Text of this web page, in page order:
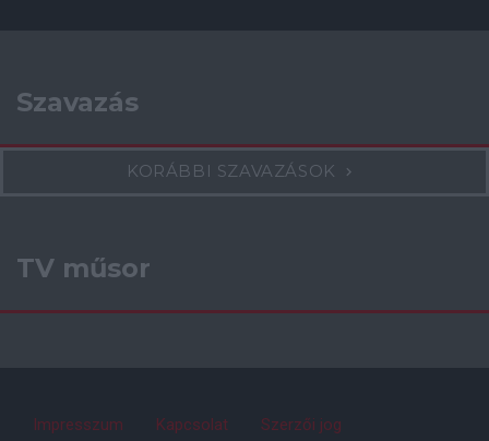
Szavazás
KORÁBBI SZAVAZÁSOK
TV műsor
Impresszum Kapcsolat Szerzői jog